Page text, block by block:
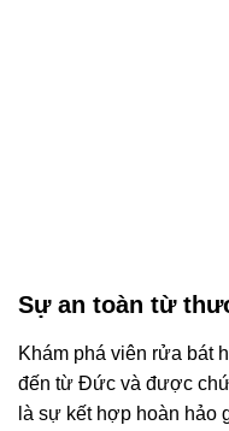
Sự an toàn từ
Khám phá viên rửa bát
đến từ Đức và được
là sự kết hợp hoàn hảo